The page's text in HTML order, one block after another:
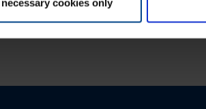
necessary cookies only